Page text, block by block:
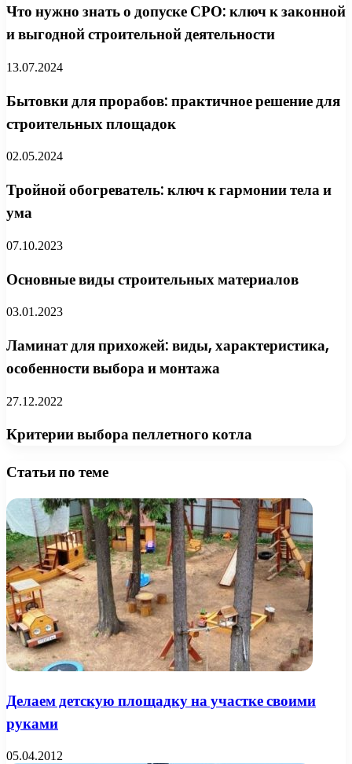
Что нужно знать о допуске СРО: ключ к законной
и выгодной строительной деятельности
13.07.2024
Бытовки для прорабов: практичное решение для
строительных площадок
02.05.2024
Тройной обогреватель: ключ к гармонии тела и
ума
07.10.2023
Основные виды строительных материалов
03.01.2023
Ламинат для прихожей: виды, характеристика,
особенности выбора и монтажа
27.12.2022
Критерии выбора пеллетного котла
Статьи по теме
Делаем детскую площадку на участке своими
руками
05.04.2012